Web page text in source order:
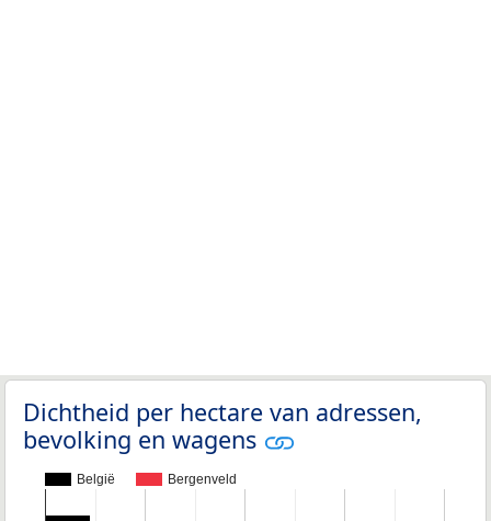
Dichtheid per hectare van adressen,
bevolking en wagens
België Bergenveld